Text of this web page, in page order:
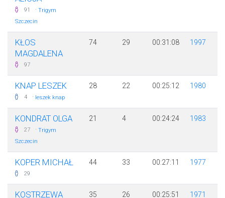
91 · Trigym
Szczecin
KŁOS
MAGDALENA
97
74 29 00:31:08 1997
KNAP LESZEK
4 · leszek knap
28 22 00:25:12 1980
KONDRAT OLGA
27 · Trigym
Szczecin
21 4 00:24:24 1983
KOPER MICHAŁ
29
44 33 00:27:11 1977
KOSTRZEWA 35 26 00:25:51 1971